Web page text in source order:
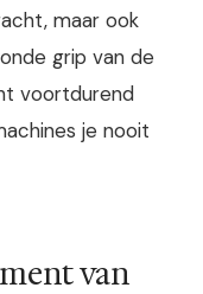
maar ook
grip van de
voortdurend
je nooit
van